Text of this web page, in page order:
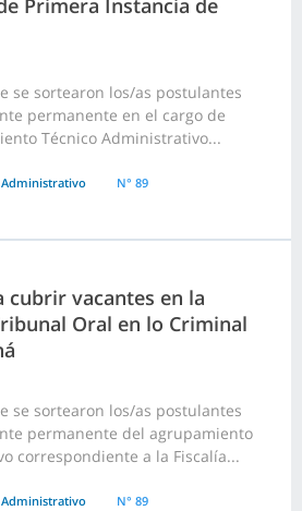
Primera Instancia de
se sortearon los/as postulantes
permanente en el cargo de
Técnico Administrativo...
Administrativo N° 89
cubrir vacantes en la
Oral en lo Criminal
se sortearon los/as postulantes
permanente del agrupamiento
correspondiente a la Fiscalía...
Administrativo N° 89